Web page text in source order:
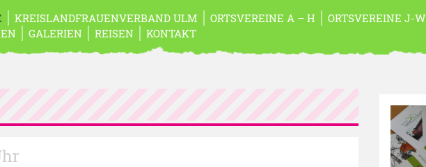
KREISLANDFRAUENVERBAND ULM ORTSVEREINE A – H
ORTSVEREINE J-W
GALERIEN REISEN KONTAKT